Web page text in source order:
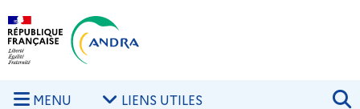
Aller au contenu principal
MENU LIENS UTILES